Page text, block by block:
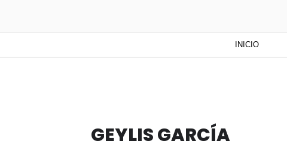
INICIO
GEYLIS GARCÍA